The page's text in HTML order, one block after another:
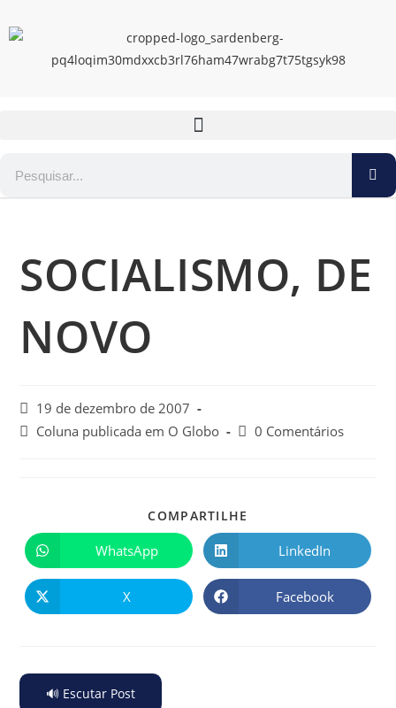
SOCIALISMO, DE
NOVO
19 de dezembro de 2007
Coluna publicada em O Globo
0 Comentários
COMPARTILHE
WhatsApp LinkedIn
X Facebook
🔊 Escutar Post